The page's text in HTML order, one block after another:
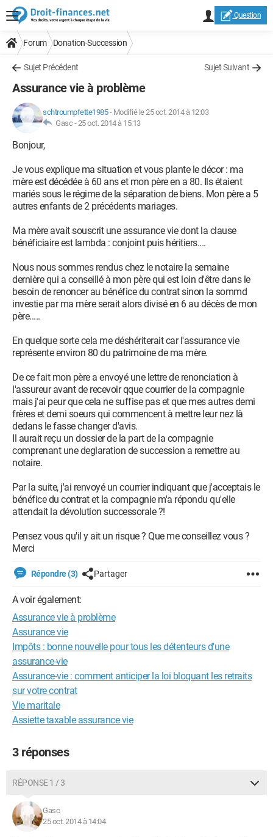
Question
Forum Donation-Succession
Sujet Précédent Sujet Suivant
Assurance vie à problème
schtroumpfette1985- Modifié le 25 oct. 2014 à 12:03
Gasc -25 oct. 2014 à 15:13
Bonjour,
Je vous explique ma situation et vous plante le décor : ma
mère est décédée à 60 ans et mon père en a 80. Ils étaient
mariés sous le régime de la séparation de biens. Mon père a 5
autres enfants de 2 précédents mariages.
Ma mère avait souscrit une assurance vie dont la clause
bénéficiaire est lambda : conjoint puis héritiers....
Nous nous sommes rendus chez le notaire la semaine
dernière qui a conseillé à mon père qui est loin d'être dans le
besoin de renoncer au bénéfice du contrat sinon la sommd
investie par ma mère serait alors divisé en 6 au décès de mon
père.....
En quelque sorte cela me déshériterait car l'assurance vie
représente environ 80 du patrimoine de ma mère.
De ce fait mon père a envoyé une lettre de renonciation à
l'assureur avant de recevoir qque courrier de la compagnie
mais j'ai peur que cela ne suffise pas et que mes autres demi
frères et demi soeurs qui commencent à mettre leur nez là
dedans le fasse changer d'avis.
Il aurait reçu un dossier de la part de la compagnie
comprenant une deglaration de succession a remettre au
notaire.
Par la suite, j'ai renvoyé un courrier indiquant que j'acceptais le
bénéfice du contrat et la compagnie m'a répondu qu'elle
attendait la dévolution successorale ?!
Pensez vous qu'il y ait un risque ? Que me conseillez vous ?
Merci
Répondre (3) Partager
A voir également:
Assurance vie à problème
Assurance vie
Impôts : bonne nouvelle pour tous les détenteurs d'une
assurance-vie
Assurance-vie : comment anticiper la loi bloquant les retraits
sur votre contrat
Vie maritale
Assiette taxable assurance vie
3 réponses
RÉPONSE 1 / 3
Gasc
25 oct. 2014 à 14:04